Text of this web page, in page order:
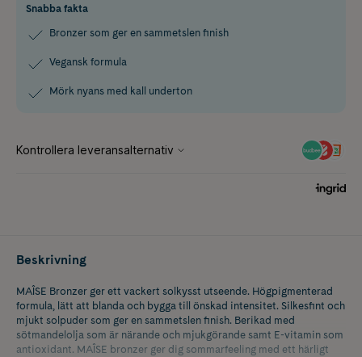
Snabba fakta
Bronzer som ger en sammetslen finish
Vegansk formula
Mörk nyans med kall underton
Beskrivning
MAÎSE Bronzer ger ett vackert solkysst utseende. Högpigmenterad
formula, lätt att blanda och bygga till önskad intensitet. Silkesfint och
mjukt solpuder som ger en sammetslen finish. Berikad med
sötmandelolja som är närande och mjukgörande samt E-vitamin som
antioxidant. MAÎSE bronzer ger dig sommarfeeling med ett härligt